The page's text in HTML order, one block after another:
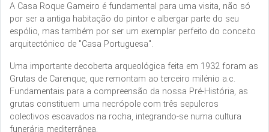
A Casa Roque Gameiro é fundamental para uma visita, não só
por ser a antiga habitação do pintor e albergar parte do seu
espólio, mas também por ser um exemplar perfeito do conceito
arquitectónico de "Casa Portuguesa".
Uma importante decoberta arqueológica feita em 1932 foram as
Grutas de Carenque, que remontam ao terceiro milénio a.c.
Fundamentais para a compreensão da nossa Pré-História, as
grutas constituem uma necrópole com três sepulcros
colectivos escavados na rocha, integrando-se numa cultura
funerária mediterrânea.